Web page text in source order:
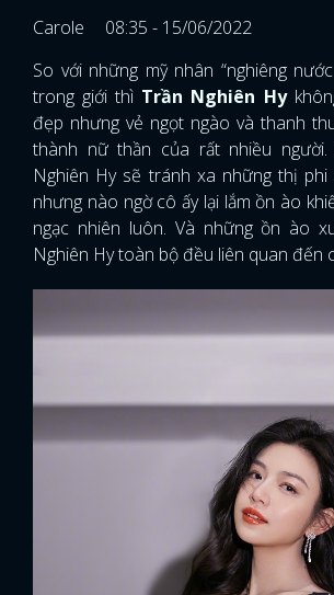
Carole
08:35 - 15/06/2022
So với những mỹ nhân “nghiêng
trong giới thì Trần Nghiên Hy
đẹp nhưng vẻ ngọt ngào và thanh
thành nữ thần của rất nhiều
Nghiên Hy sẽ tránh xa những thị
nhưng nào ngờ cô ấy lại lắm ồn ào
ngạc nhiên luôn. Và những ồn ào
Nghiên Hy toàn bộ đều liên quan đến